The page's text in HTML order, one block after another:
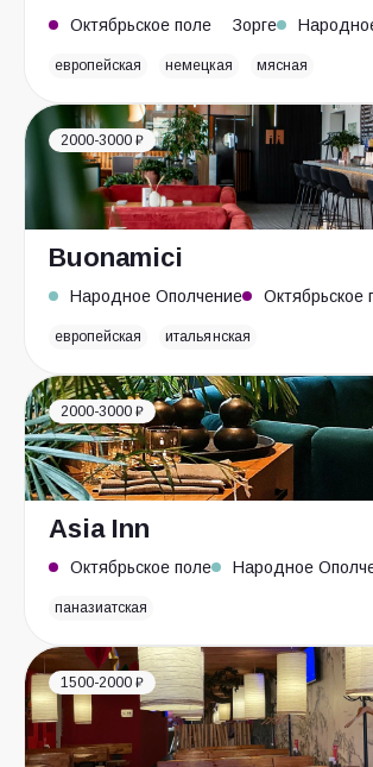
Октябрьское поле Зорге
европейская немецкая мясная
2000-3000 ₽
Buonamici
Народное Ополчение Октябрьское
европейская итальянская
2000-3000 ₽
Asia Inn
Октябрьское поле Народное
паназиатская
1500-2000 ₽